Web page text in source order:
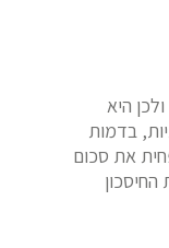
היא
בדמות
את סכום